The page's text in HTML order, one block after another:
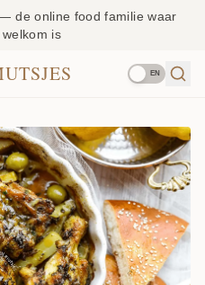
de online food familie waar
is
EN